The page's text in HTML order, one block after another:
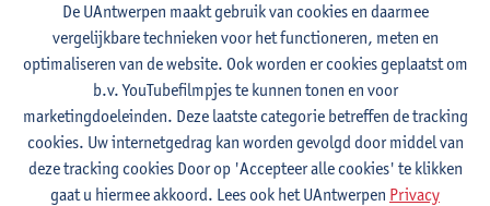
Georges Didi-Huberman
Philippe Roger
Vivian Liska
Pierre Zaoui
Orietta Ombrosi
Stéphane Habib
Catherine Perret
De UAntwerpen maakt gebruik van cookies en daarmee
vergelijkbare technieken voor het functioneren, meten en
optimaliseren van de website. Ook worden er cookies geplaatst om
b.v. YouTubefilmpjes te kunnen tonen en voor
marketingdoeleinden. Deze laatste categorie betreffen de tracking
cookies. Uw internetgedrag kan worden gevolgd door middel van
deze tracking cookies Door op 'Accepteer alle cookies' te klikken
gaat u hiermee akkoord. Lees ook het UAntwerpen Privacy